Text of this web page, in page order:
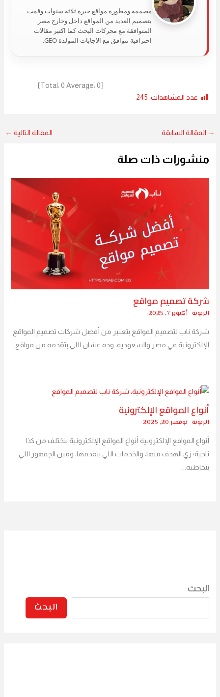
مصممة ومطورة مواقع خبرة ثلاثة سنوات وقمت
بتصميم العديد من المواقع داخل وخارج مصر
المتوافقة مع محركات البحث كما اكتبر مقالات
احترافية تتوافق مع الاجابات المولدة GEO.
[Total:
0 Average: 0
]
عدد المشاهدات: 245
→ المقالة السابقة المقالة التالية ←
منشورات ذات صلة
شركة تصميم مواقع
الزتونة أكتوبر 7, 2025
شركة ناب لتصميم المواقع بتعتبر من أفضل شركات تصميم المواقع
الإلكترونية في مصر والسعودية، وده عشان اللي بتقدمه من مواقع…
أنواع المواقع الإلكترونية
الزتونة نوفمبر 20, 2025
أنواع المواقع الإلكترونية أنواع المواقع الإلكترونية بتختلف من كذا
ناحية؛ زي الهدف منها، والخدمات اللي بتقدمها، ومين الجمهور اللي
بتخاطبه.…
البحث
البحث